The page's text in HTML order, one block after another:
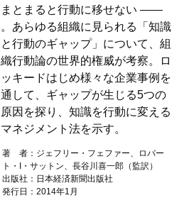
まとまると行動に移せない ――
。あらゆる組織に見られる「知識
と行動のギャップ」について、組
織行動論の世界的権威が考察。ロ
ッキードはじめ様々な企業事例を
通して、ギャップが生じる5つの
原因を探り、知識を行動に変える
マネジメント法を示す。
著 者： ジェフリー・フェファー、ロバー
ト・I・サットン、長谷川喜一郎（監訳）
出版社： 日本経済新聞出版社
発行日：2014年1月